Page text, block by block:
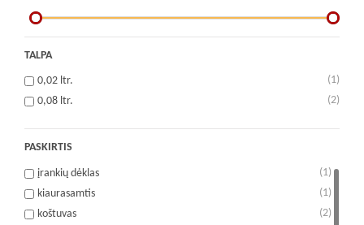
TALPA
0,02 ltr.
(1)
0,08 ltr.
(2)
PASKIRTIS
įrankių dėklas
(1)
kiaurasamtis
(1)
koštuvas
(2)